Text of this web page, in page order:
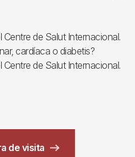
de Salut Internacional.
cardíaca o diabetis?
de Salut Internacional.
de visita